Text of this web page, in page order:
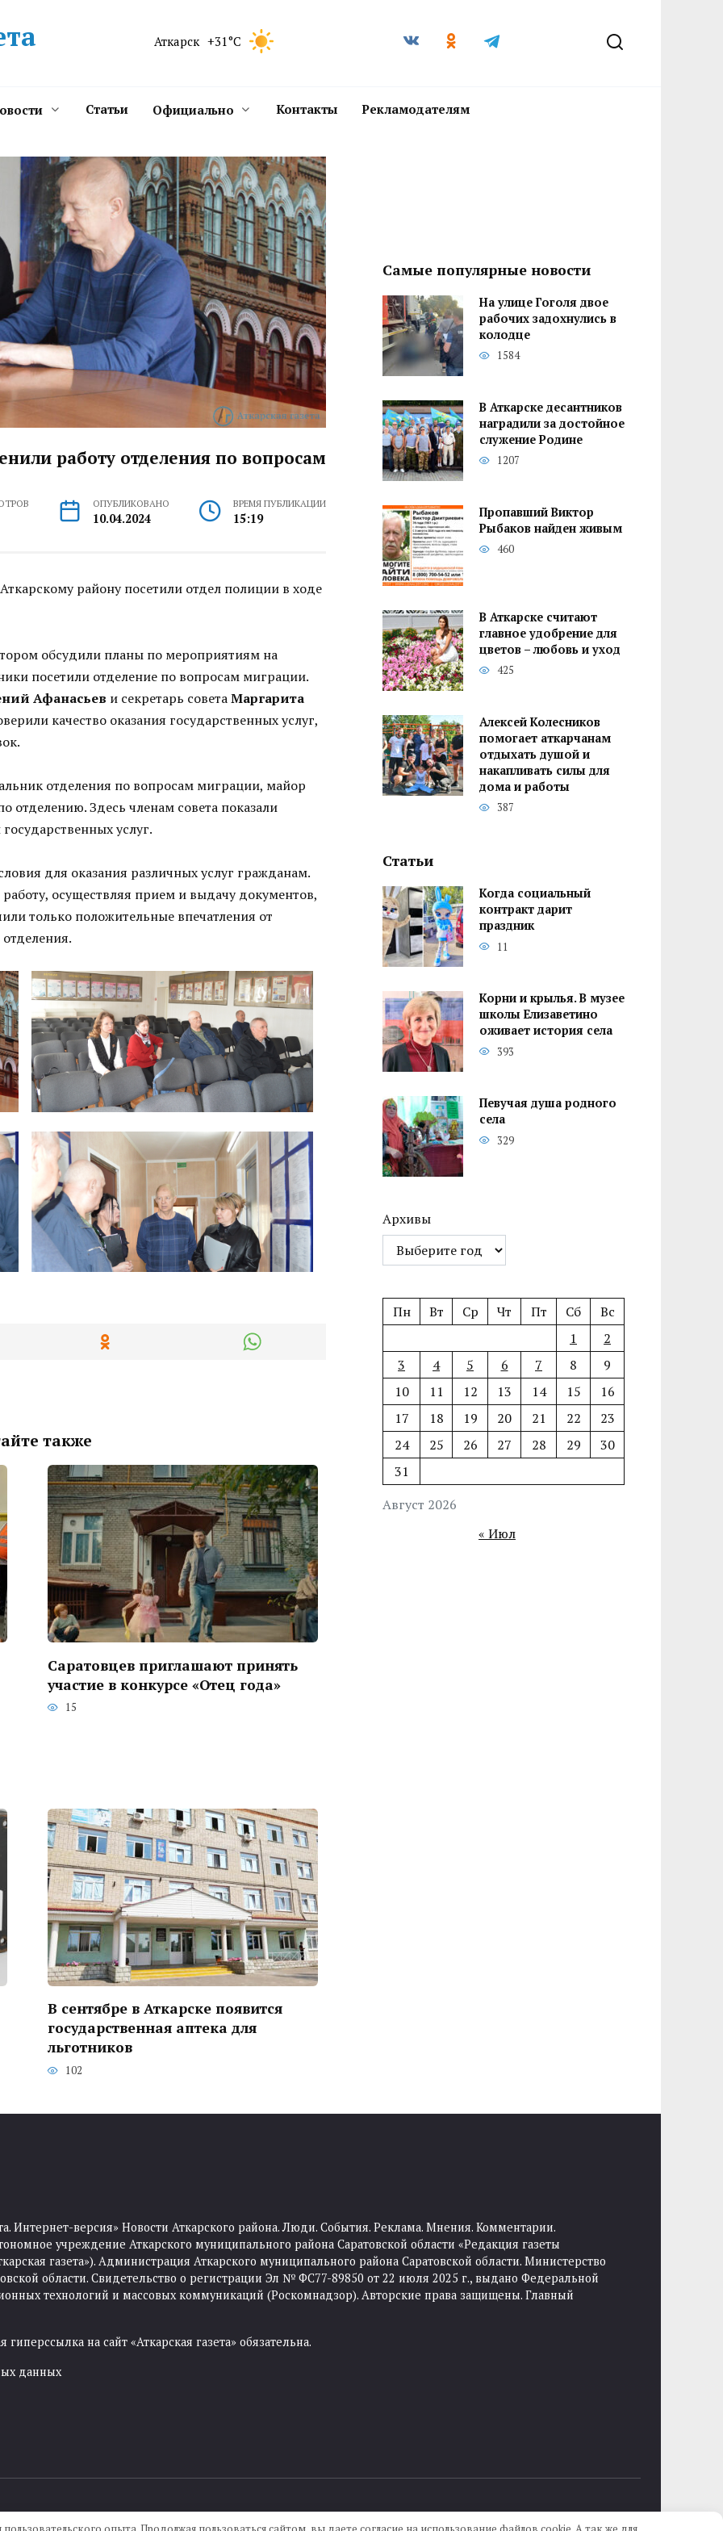
Аткарск +31°C
Статьи Официально Контакты Рекламодателям
работу отделения по вопросам
ОПУБЛИКОВАНО
10.04.2024
ВРЕМЯ ПУБЛИКАЦИИ
15:19
району посетили отдел полиции в ходе
обсудили планы по мероприятиям на
посетили отделение по вопросам миграции.
Афанасьев и секретарь советаМаргарита
качество оказания государственных услуг,
отделения по вопросам миграции, майор
отделению. Здесь членам совета показали
услуг.
для оказания различных услуг гражданам.
осуществляя прием и выдачу документов,
только положительные впечатления от
также
Саратовцев приглашают принять
участие в конкурсе «Отец года»
15
В сентябре в Аткарске появится
государственная аптека для
льготников
102
Самые популярные новости
На улице Гоголя двое
рабочих задохнулись в
колодце
1584
В Аткарске десантников
наградили за достойное
служение Родине
1207
Пропавший Виктор
Рыбаков найден живым
460
В Аткарске считают
главное удобрение для
цветов – любовь и уход
425
Алексей Колесников
помогает аткарчанам
отдыхать душой и
накапливать силы для
дома и работы
387
Статьи
Когда социальный
контракт дарит
праздник
11
Корни и крылья. В музее
школы Елизаветино
оживает история села
393
Певучая душа родного
села
329
Архивы
Август 2026
Пн Вт Ср Чт Пт Сб
Вс
1
2
3
4 5 6 7 8
9
10
11 12 13 14 15
16
17
18 19 20 21 22
23
24
25 26 27 28 29
30
31
« Июл
Интернет-версия» Новости Аткарского района. Люди. События. Реклама. Мнения. Комментарии.
учреждение Аткарского муниципального района Саратовской области «Редакция газеты
газета»). Администрация Аткарского муниципального района Саратовской области. Министерство
области. Свидетельство о регистрации Эл № ФС77-89850 от 22 июля 2025 г., выдано Федеральной
технологий и массовых коммуникаций (Роскомнадзор). Авторские права защищены. Главный
на сайт «Аткарская газета» обязательна.
данных
Создание сайта —IKWEB